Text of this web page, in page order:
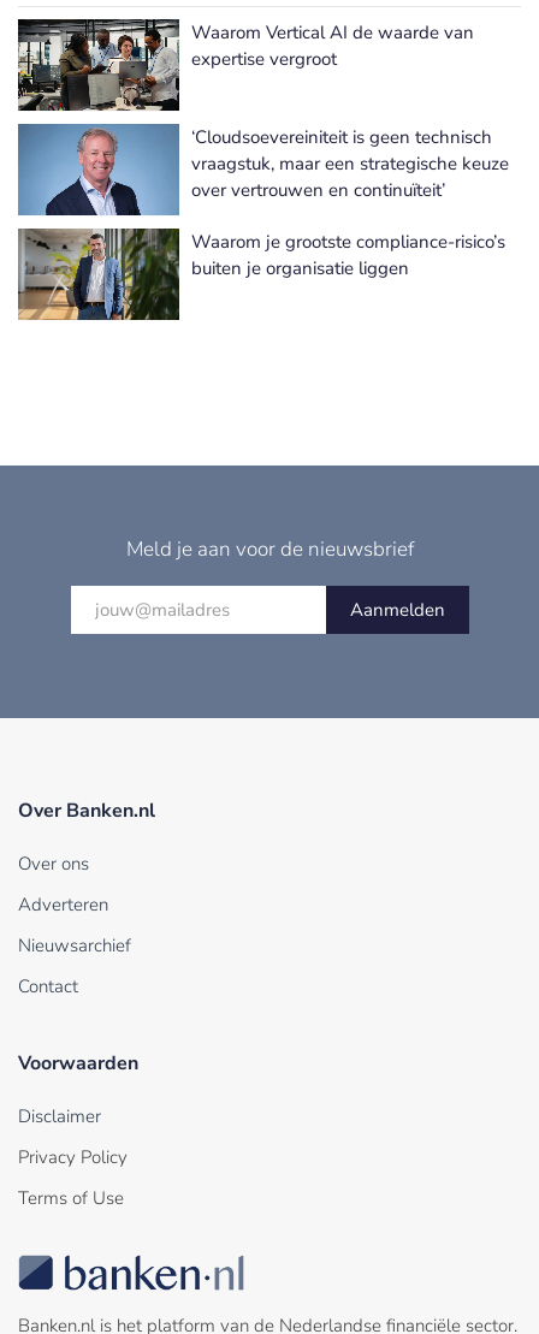
Meer Informatie Technologie nieuws
Waarom Vertical AI de waarde van
expertise vergroot
‘Cloudsoevereiniteit is geen technisch
vraagstuk, maar een strategische keuze
over vertrouwen en continuïteit’
Waarom je grootste compliance-risico’s
buiten je organisatie liggen
Meld je aan voor de nieuwsbrief
Aanmelden
Over Banken.nl
Over ons
Adverteren
Nieuwsarchief
Contact
Voorwaarden
Disclaimer
Privacy Policy
Terms of Use
Banken.nl is het platform van de Nederlandse financiële sector.